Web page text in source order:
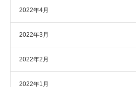
2022年4月
2022年3月
2022年2月
2022年1月